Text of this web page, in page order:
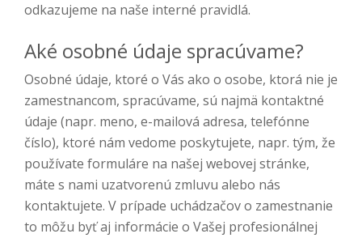
odkazujeme na naše interné pravidlá.
Aké osobné údaje spracúvame?
Osobné údaje, ktoré o Vás ako o osobe, ktorá nie je
zamestnancom, spracúvame, sú najmä kontaktné
údaje (napr. meno, e-mailová adresa, telefónne
číslo), ktoré nám vedome poskytujete, napr. tým, že
používate formuláre na našej webovej stránke,
máte s nami uzatvorenú zmluvu alebo nás
kontaktujete. V prípade uchádzačov o zamestnanie
to môžu byť aj informácie o Vašej profesionálnej